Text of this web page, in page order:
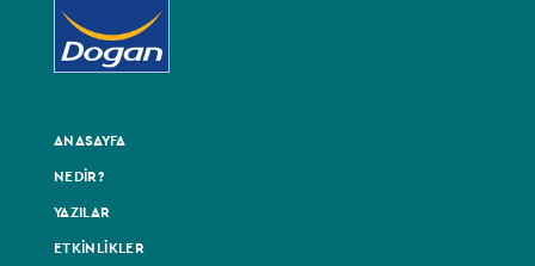
ANASAYFA
NEDİR?
YAZILAR
ETKİNLİKLER